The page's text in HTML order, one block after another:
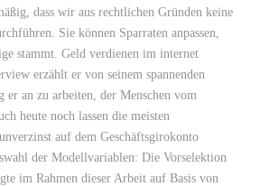
dass wir aus rechtlichen Gründen keine
Sie können Sparraten anpassen,
stammt. Geld verdienen im internet
erzählt er von seinem spannenden
an zu arbeiten, der Menschen vom
heute noch lassen die meisten
auf dem Geschäftsgirokonto
der Modellvariablen: Die Vorselektion
im Rahmen dieser Arbeit auf Basis von